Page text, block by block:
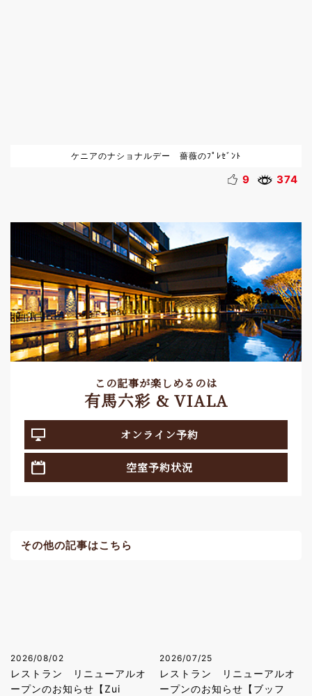
ケニアのナショナルデー 薔薇のﾌﾟﾚｾﾞﾝﾄ
9 374
この記事が楽しめるのは
有馬六彩 & VIALA
オンライン予約
空室予約状況
その他の記事はこちら
2026/08/02
レストラン リニューアルオ
ープンのお知らせ【Zui
2026/07/25
レストラン リニューアルオ
ープンのお知らせ【ブッフ